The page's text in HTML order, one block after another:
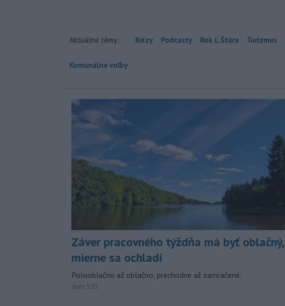
Aktuálne témy: Kvízy Podcasty Rok Ľ.Štúra Turizmus
Komunálne voľby
Záver pracovného týždňa má byť oblačný,
mierne sa ochladí
Polooblačno až oblačno, prechodne až zamračené.
dnes 5:35